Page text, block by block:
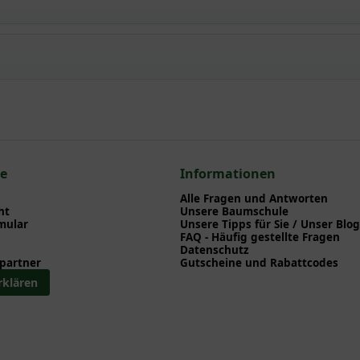
Glockenblume
- Campanula
Informationen
Alle Fragen und Antworten
Unsere Baumschule
Unsere Tipps für Sie / Unser Blog
FAQ - Häufig gestellte Fragen
Datenschutz
Gutscheine und Rabattcodes